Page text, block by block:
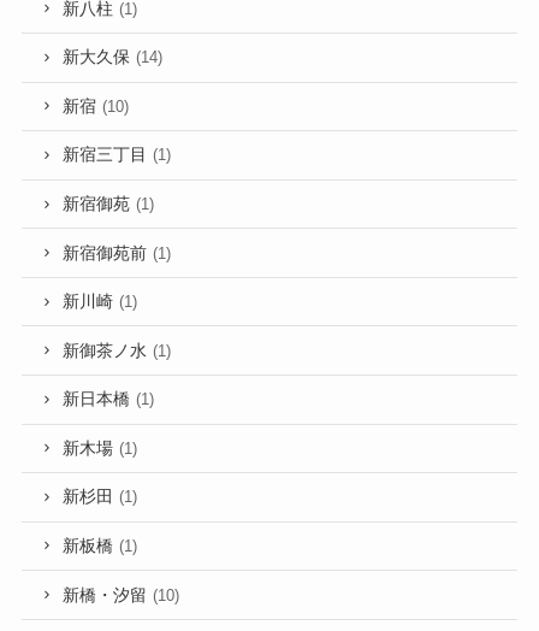
新八柱 (1)
新大久保 (14)
新宿 (10)
新宿三丁目 (1)
新宿御苑 (1)
新宿御苑前 (1)
新川崎 (1)
新御茶ノ水 (1)
新日本橋 (1)
新木場 (1)
新杉田 (1)
新板橋 (1)
新橋・汐留 (10)